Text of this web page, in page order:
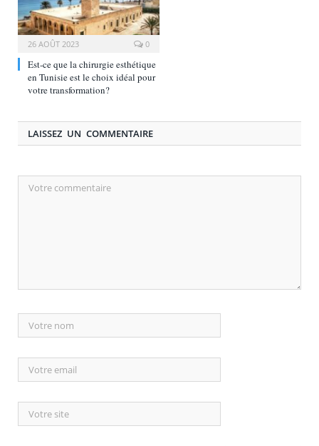
26 AOÛT 2023 0
Est-ce que la chirurgie esthétique
en Tunisie est le choix idéal pour
votre transformation?
LAISSEZ UN COMMENTAIRE